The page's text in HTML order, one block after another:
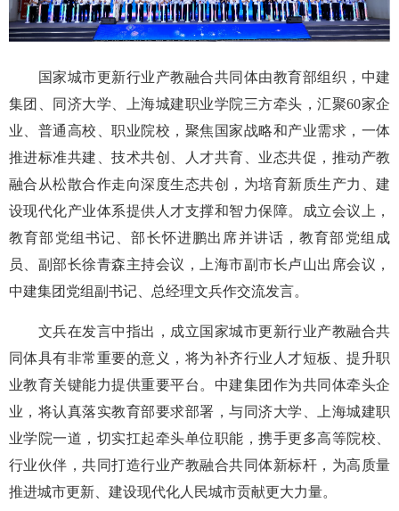
国家城市更新行业产教融合共同体由教育部组织，中建
集团、同济大学、上海城建职业学院三方牵头，汇聚60家企
业、普通高校、职业院校，聚焦国家战略和产业需求，一体
推进标准共建、技术共创、人才共育、业态共促，推动产教
融合从松散合作走向深度生态共创，为培育新质生产力、建
设现代化产业体系提供人才支撑和智力保障。成立会议上，
教育部党组书记、部长怀进鹏出席并讲话，教育部党组成
员、副部长徐青森主持会议，上海市副市长卢山出席会议，
中建集团党组副书记、总经理文兵作交流发言。
文兵在发言中指出，成立国家城市更新行业产教融合共
同体具有非常重要的意义，将为补齐行业人才短板、提升职
业教育关键能力提供重要平台。中建集团作为共同体牵头企
业，将认真落实教育部要求部署，与同济大学、上海城建职
业学院一道，切实扛起牵头单位职能，携手更多高等院校、
行业伙伴，共同打造行业产教融合共同体新标杆，为高质量
推进城市更新、建设现代化人民城市贡献更大力量。